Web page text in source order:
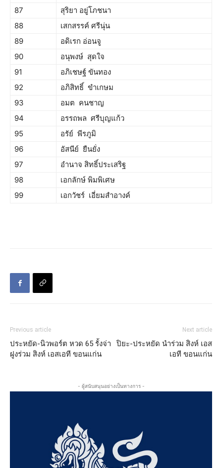
87
สุริยา อยู่โภชนา
88
เสกสรรค์ ศรีนุ่น
89
อดิเรก อ่อนจู
90
อนุพงษ์ สุดใจ
91
อภิเชษฐ์ ขันทอง
92
อภิสิทธิ์ ขำเกษม
93
อมต คนชาญ
94
อรรถพล ศรีบุญแก้ว
95
อรัย์ พีรภูมิ
96
อัสนีย์ ยืนยั่ง
97
อำนาจ สิทธิ์ประเสริฐ
98
เอกลักษ์ พิมพิเศษ
99
เอกวัชร์ เอี่ยมสำอางค์
Previous article
ประหยัด-นิวพอร์ต หวด 65 รั้งจ่า
ฝูงร่วม สิงห์ เอสเอที ขอนแก่น
Next article
ปิยะ-ประหยัด นำร่วม สิงห์ เอส
เอที ขอนแก่น
- ผู้สนับสนุนอย่างเป็นทางการ -